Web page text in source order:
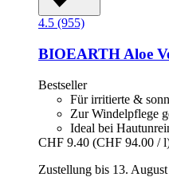
4.5 (955)
BIOEARTH Aloe
Bestseller
Für irritierte &
Zur Windelpflege
Ideal bei
CHF 9.40 (CHF 94.00 /
Zustellung bis 13. August